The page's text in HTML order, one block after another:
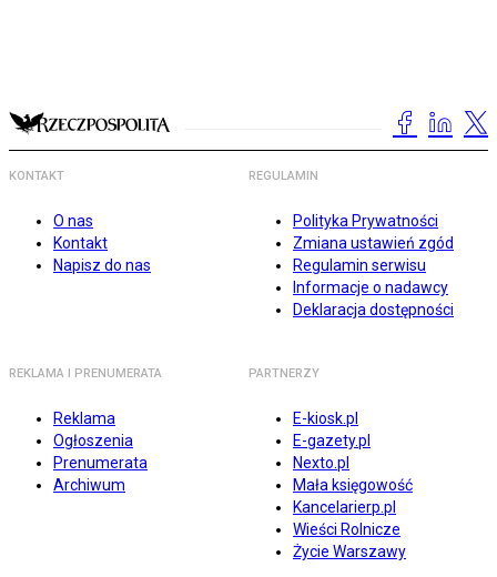
KONTAKT
O nas
Kontakt
Napisz do nas
REGULAMIN
Polityka Prywatności
Zmiana ustawień zgód
Regulamin serwisu
Informacje o nadawcy
Deklaracja dostępności
REKLAMA I PRENUMERATA
Reklama
Ogłoszenia
Prenumerata
Archiwum
PARTNERZY
E-kiosk.pl
E-gazety.pl
Nexto.pl
Mała księgowość
Kancelarierp.pl
Wieści Rolnicze
Życie Warszawy